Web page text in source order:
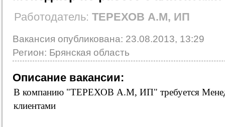
Работодатель: ТЕРЕХОВ А.М, ИП
Вакансия опубликована: 23.08.2013, 13:29
Регион: Брянская область
Описание вакансии:
В компанию "ТЕРЕХОВ А.М, ИП" требуется
клиентами